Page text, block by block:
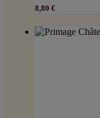
8,80 €